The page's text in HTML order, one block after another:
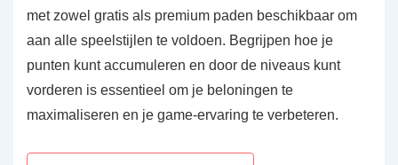
met zowel gratis als premium paden beschikbaar om
aan alle speelstijlen te voldoen. Begrijpen hoe je
punten kunt accumuleren en door de niveaus kunt
vorderen is essentieel om je beloningen te
maximaliseren en je game-ervaring te verbeteren.